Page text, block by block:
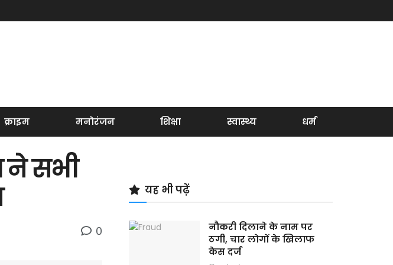
क्राइम मनोरंजन शिक्षा स्वास्थ्य धर्म
ने सभी
0
यह भी पढ़ें
नौकरी दिलाने के नाम पर
ठगी, चार लोगों के खिलाफ
केस दर्ज